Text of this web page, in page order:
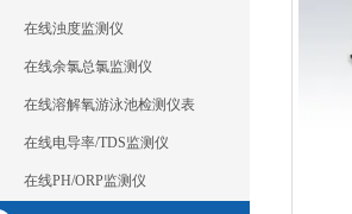
在线浊度监测仪
在线余氯总氯监测仪
在线溶解氧游泳池检测仪表
在线电导率/TDS监测仪
在线PH/ORP监测仪